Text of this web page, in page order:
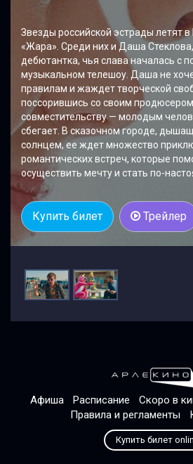
Звезды российской эстрады летят
«Жара». Среди них и Даша
дебютантка, чья слава началась с
музыкальном телешоу. Даша не
правилам и жаждет творческой
поссорившись со своим
совместительству — молодым
сбегает. В сказочном городе,
солнцем, ее ждет множество
романтических встреч, которые
осуществить мечту и стать по-
Купить билет Трейлер
Афиша Расписание Скоро в
Правила и регламенты
Купить билет